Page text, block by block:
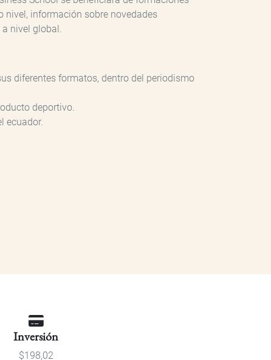
nivel, información sobre novedades
nivel global.
diferentes formatos, dentro del periodismo
deportivo.
ecuador.
Inversión
$198,02